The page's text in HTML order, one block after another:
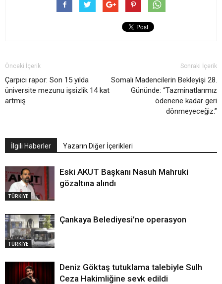
Önceki İçerik
Çarpıcı rapor: Son 15 yılda
üniversite mezunu işsizlik 14 kat
artmış
Sonraki İçerik
Somalı Madencilerin Bekleyişi 28.
Gününde: “Tazminatlarımız
ödenene kadar geri
dönmeyeceğiz.”
İlgili Haberler Yazarın Diğer İçerikleri
TÜRKİYE
Eski AKUT Başkanı Nasuh Mahruki
gözaltına alındı
TÜRKİYE
Çankaya Belediyesi’ne operasyon
Deniz Göktaş tutuklama talebiyle Sulh
Ceza Hakimliğine sevk edildi